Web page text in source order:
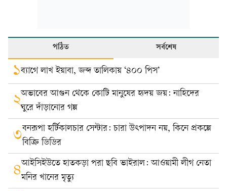
পঠিত সর্বশেষ
১ব্যাগে লাখ ইয়াবা, জব্দ তালিকায় ‘৪০০ পিস’
২অভাবের আগুন থেকে কোটি মানুষের হৃদয় জয়: নাহিদের
ঘুরে দাঁড়ানোর গল্প
৩বনরূপা হর্টিকালচার সেন্টার: চারা উৎপাদন নয়, কিনে প্রকল্পে
বিক্রি ডিডির
৪আইসিইউতে হাতকড়া পরা ছবি ভাইরাল: আওয়ামী লীগ নেতা
মনির খানের মৃত্যু